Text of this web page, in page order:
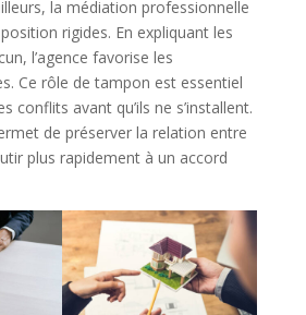
la médiation professionnelle
rigides. En expliquant les
l’agence favorise les
Ce rôle de tampon est essentiel
conflits avant qu’ils ne s’installent.
de préserver la relation entre
plus rapidement à un accord